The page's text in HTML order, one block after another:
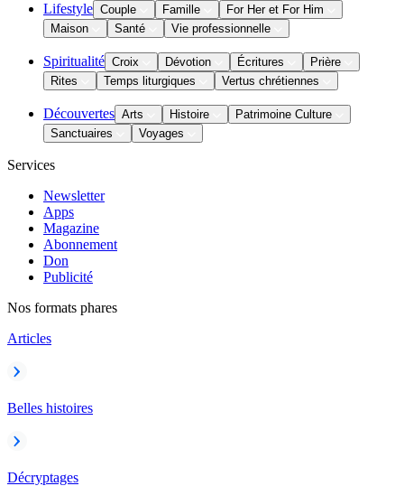
Lifestyle Couple Famille
For Her et For Him
Maison
Santé Vie professionnelle
Spiritualité Croix Dévotion Écritures
Prière
Rites
Temps liturgiques Vertus chrétiennes
Découvertes Arts Histoire
Patrimoine Culture
Sanctuaires
Voyages
Services
Newsletter
Apps
Magazine
Abonnement
Don
Publicité
Nos formats phares
Articles
Belles histoires
Décryptages